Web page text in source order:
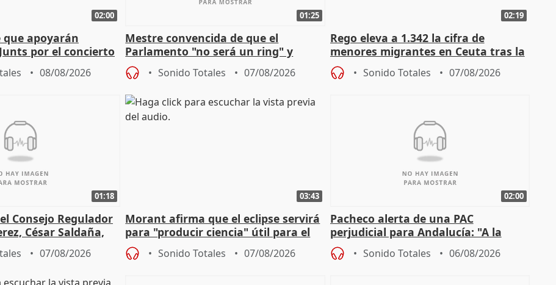
02:00
que apoyarán
por el concierto
financiación
08/08/2026
01:25
Mestre convencida de que el
Parlamento "no será un ring" y
defiende "estabilidad" del pacto con
Vox
Sonido Totales 07/08/2026
02:19
Rego eleva a 1.342 la cifra de
menores migrantes en Ceuta tras la
entrada masiva
Sonido Totales 07/08/2026
01:18
Consejo Regulador
César Saldaña,
07/08/2026
03:43
Morant afirma que el eclipse servirá
para "producir ciencia" útil para el
resto del mundo
Sonido Totales 07/08/2026
02:00
Pacheco alerta de una PAC
perjudicial para Andalucía: "A la
agricultura hay que protegerla"
Sonido Totales 06/08/2026